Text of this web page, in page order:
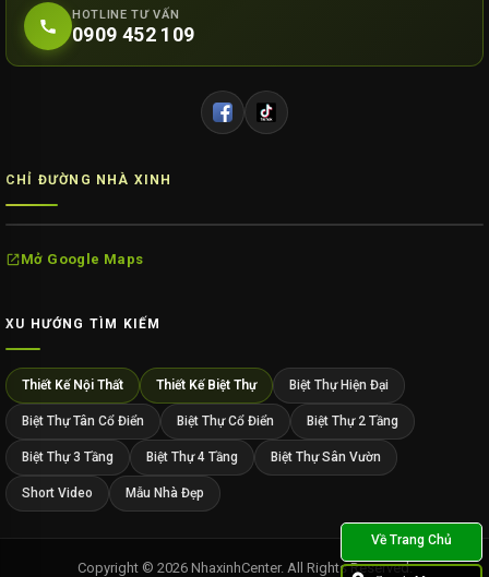
HOTLINE TƯ VẤN
0909 452 109
CHỈ ĐƯỜNG NHÀ XINH
Mở Google Maps
XU HƯỚNG TÌM KIẾM
Thiết Kế Nội Thất Thiết Kế Biệt Thự Biệt Thự Hiện Đại
Biệt Thự Tân Cổ Điển Biệt Thự Cổ Điển Biệt Thự 2 Tầng
Biệt Thự 3 Tầng Biệt Thự 4 Tầng Biệt Thự Sân Vườn
Short Video Mẫu Nhà Đẹp
Copyright © 2026 NhaxinhCenter. All Rights Reserved.